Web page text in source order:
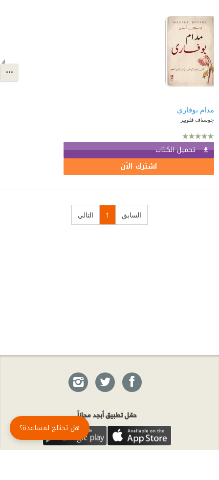
مدام بوفاري
جوستاف فلوبير
تحميل الكتاب
اشترك الآن
السابق 1 التالي
حمّل تطبيق أبجد مجاناً
هل تحتاج لمساعدة؟